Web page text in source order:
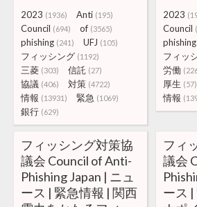
2023 (1936) Anti (195)
Council (694) of (3565)
phishing (241) UFJ (105)
フィッシング (1192)
三菱 (303) 信託 (27)
協議 (406) 対策 (4722)
情報 (13931) 緊急 (1069)
銀行 (629)
2023
Council
phishing
フィッ
労働
厚生 (57)
情報
フィッシング対策協
議会 Council of Anti-
Phishing Japan | ニュ
ース | 緊急情報 | 関西
フィ
議会
ース |